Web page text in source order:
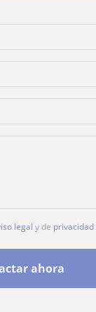
legal y de privacidad
ahora